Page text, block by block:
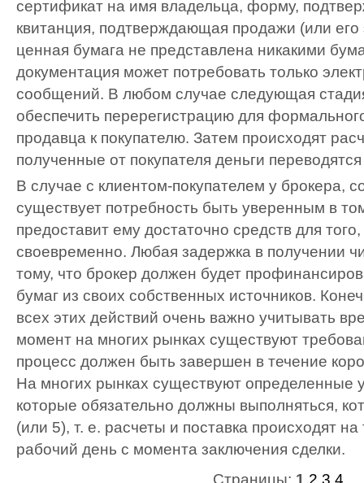
сертификат на имя владельца, форму,
квитанция, подтверждающая продажи (или его
ценная бумага не представлена никакими
документация может потребовать только
сообщений. В любом случае следующая
обеспечить перерегистрацию для
продавца к покупателю. Затем происходят
полученные от покупателя деньги
В случае с клиентом-покупателем у брокера,
существует потребность быть уверенным в
предоставит ему достаточно средств для
своевременно. Любая задержка в получении
тому, что брокер должен будет
бумаг из своих собственных источников.
всех этих действий очень важно учитывать
момент на многих рынках существуют
процесс должен быть завершен в течение
На многих рынках существуют определенные
которые обязательно должны выполняться,
(или 5), т. е. расчеты и поставка происходят
рабочий день с момента заключения сделки.
Страницы: 1 2 3 4